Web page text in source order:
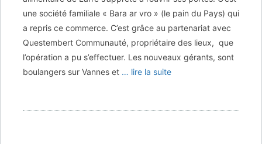
une société familiale « Bara ar vro » (le pain du Pays) qui
a repris ce commerce. C’est grâce au partenariat avec
Questembert Communauté, propriétaire des lieux, que
l’opération a pu s’effectuer. Les nouveaux gérants, sont
boulangers sur Vannes et … lire la suite